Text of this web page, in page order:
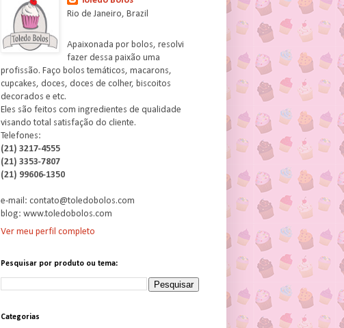
Rio de Janeiro, Brazil
Apaixonada por bolos, resolvi
fazer dessa paixão uma
profissão. Faço bolos temáticos, macarons,
cupcakes, doces, doces de colher, biscoitos
decorados e etc.
Eles são feitos com ingredientes de qualidade
visando total satisfação do cliente.
Telefones:
(21) 3217-4555
(21) 3353-7807
(21) 99606-1350
e-mail: contato@toledobolos.com
blog: www.toledobolos.com
Ver meu perfil completo
Pesquisar por produto ou tema:
Categorias